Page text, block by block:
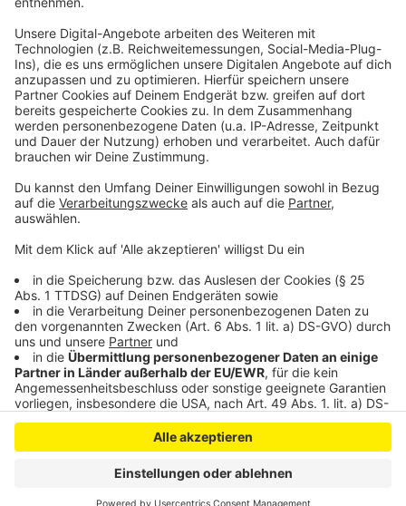
Anzeige
Bei der Wahl der Standorte hat der Naturpark
Nordeifel Unterstützung von der Internationalen
Universität (IU) Düsseldorf erhalten. Sie hat mit
Zählautomaten über Monate hinweg ermittelt, wann
und wo sich in der Eifel besonders viele Touristen
aufhalten. Wenn das Pilotprojekt mit den Automaten
erfolgreich sein sollte, sollen weitere Partner und
Standorte gesucht werden.
Anzeige
Anzeige